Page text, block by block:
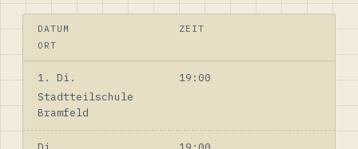
DATUM
ZEIT
ORT
1. Di.
19:00
Stadtteilschule
Bramfeld